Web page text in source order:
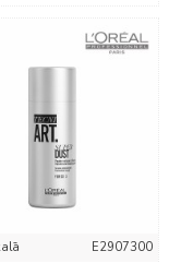
E2907300